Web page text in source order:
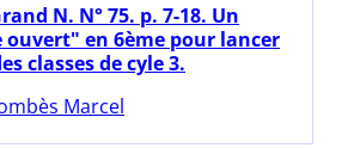
N. N° 75. p. 7-18. Un
ouvert" en 6ème pour lancer
classes de cyle 3.
Marcel